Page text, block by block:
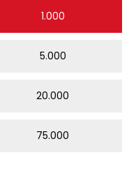
1.000
5.000
20.000
75.000